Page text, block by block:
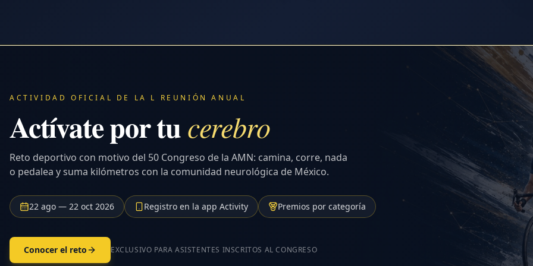
ACTIVIDAD OFICIAL DE LA L REUNIÓN ANUAL
Actívate por tucerebro
Reto deportivo con motivo del 50 Congreso de la AMN: camina, corre, nada
o pedalea y suma kilómetros con la comunidad neurológica de México.
22 ago — 22 oct 2026 Registro en la app Activity Premios por categoría
Conocer el reto EXCLUSIVO PARA ASISTENTES INSCRITOS AL CONGRESO